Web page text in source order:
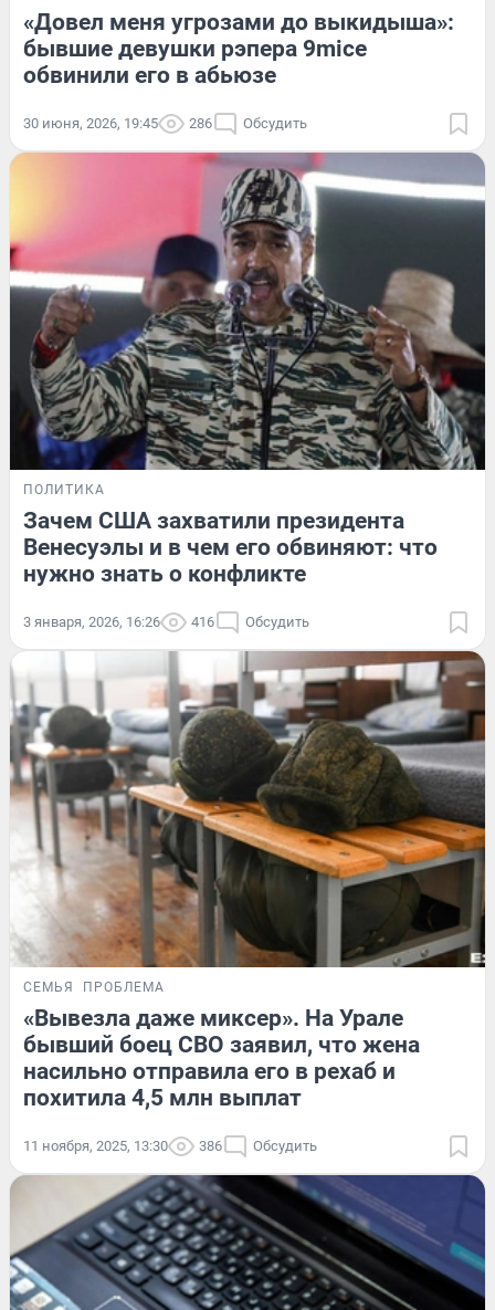
«Довел меня угрозами до выкидыша»:
бывшие девушки рэпера 9mice
обвинили его в абьюзе
30 июня, 2026, 19:45 286 Обсудить
ПОЛИТИКА
Зачем США захватили президента
Венесуэлы и в чем его обвиняют: что
нужно знать о конфликте
3 января, 2026, 16:26 416 Обсудить
СЕМЬЯ ПРОБЛЕМА
«Вывезла даже миксер». На Урале
бывший боец СВО заявил, что жена
насильно отправила его в рехаб и
похитила 4,5 млн выплат
11 ноября, 2025, 13:30 386 Обсудить